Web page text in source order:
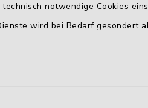
notwendige Cookies
wird bei Bedarf gesondert